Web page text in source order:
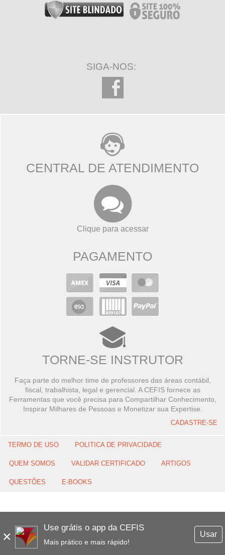
×
Use grátis o app da CEFIS
Mais prático e mais rápido!
Usar
SIGA-NOS:
CENTRAL DE ATENDIMENTO
Clique para acessar
PAGAMENTO
TORNE-SE INSTRUTOR
Faça parte do melhor time de professores das áreas contábil,
fiscal, trabalhista, legal e gerencial. A CEFIS fornece as
Ferramentas que você precisa para Compartilhar Conhecimento,
Inspirar Milhares de Pessoas e Monetizar sua Expertise.
CADASTRE-SE
TERMO DE USO POLITICA DE PRIVACIDADE
QUEM SOMOS VALIDAR CERTIFICADO ARTIGOS
QUESTÕES E-BOOKS